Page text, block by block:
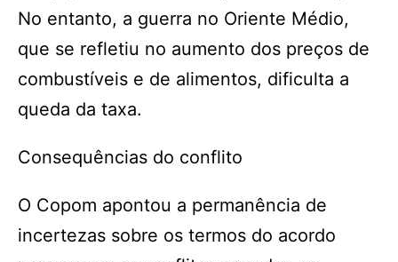
No entanto, a guerra no Oriente Médio,
que se refletiu no aumento dos preços de
combustíveis e de alimentos, dificulta a
queda da taxa.
Consequências do conflito
O Copom apontou a permanência de
incertezas sobre os termos do acordo